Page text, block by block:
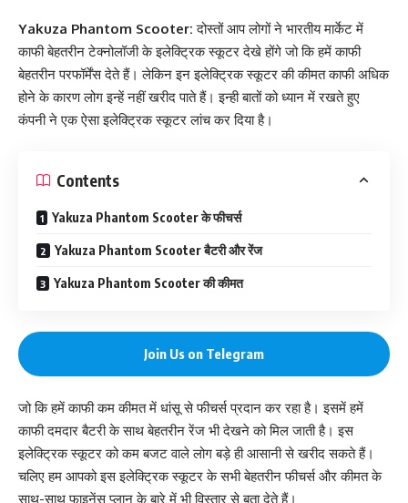
Yakuza Phantom Scooter: दोस्तों आप लोगों ने भारतीय मार्केट में
काफी बेहतरीन टेक्नोलॉजी के इलेक्ट्रिक स्कूटर देखे होंगे जो कि हमें काफी
बेहतरीन परफॉर्मेंस देते हैं। लेकिन इन इलेक्ट्रिक स्कूटर की कीमत काफी अधिक
होने के कारण लोग इन्हें नहीं खरीद पाते हैं। इन्ही बातों को ध्यान में रखते हुए
कंपनी ने एक ऐसा इलेक्ट्रिक स्कूटर लांच कर दिया है।
Contents
Yakuza Phantom Scooter के फीचर्स
Yakuza Phantom Scooter बैटरी और रेंज
Yakuza Phantom Scooter की कीमत
Join Us on Telegram
जो कि हमें काफी कम कीमत में धांसू से फीचर्स प्रदान कर रहा है। इसमें हमें
काफी दमदार बैटरी के साथ बेहतरीन रेंज भी देखने को मिल जाती है। इस
इलेक्ट्रिक स्कूटर को कम बजट वाले लोग बड़े ही आसानी से खरीद सकते हैं।
चलिए हम आपको इस इलेक्ट्रिक स्कूटर के सभी बेहतरीन फीचर्स और कीमत के
साथ-साथ फाइनेंस प्लान के बारे में भी विस्तार से बता देते हैं।